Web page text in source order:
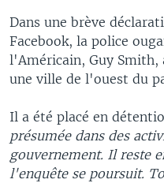
Dans une brève
Facebook, la police
l'Américain, Guy Smith,
une ville de l'ouest du
Il a été placé en
présumée dans des
gouvernement. Il reste
l'enquête se poursuit.